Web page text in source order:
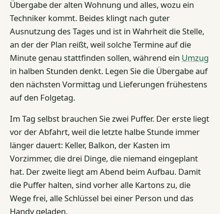
Übergabe der alten Wohnung und alles, wozu ein
Techniker kommt. Beides klingt nach guter
Ausnutzung des Tages und ist in Wahrheit die Stelle,
an der der Plan reißt, weil solche Termine auf die
Minute genau stattfinden sollen, während ein Umzug
in halben Stunden denkt. Legen Sie die Übergabe auf
den nächsten Vormittag und Lieferungen frühestens
auf den Folgetag.
Im Tag selbst brauchen Sie zwei Puffer. Der erste liegt
vor der Abfahrt, weil die letzte halbe Stunde immer
länger dauert: Keller, Balkon, der Kasten im
Vorzimmer, die drei Dinge, die niemand eingeplant
hat. Der zweite liegt am Abend beim Aufbau. Damit
die Puffer halten, sind vorher alle Kartons zu, die
Wege frei, alle Schlüssel bei einer Person und das
Handy geladen.